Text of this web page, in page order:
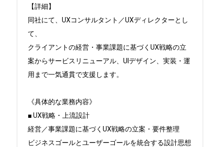
【詳細】
同社にて、UXコンサルタント／UXディレクターとし
て、
クライアントの経営・事業課題に基づくUX戦略の立
案からサービスリニューアル、UIデザイン、実装・運
用まで一気通貫で支援します。
《具体的な業務内容》
■ UX戦略・上流設計
経営／事業課題に基づくUX戦略の立案・要件整理
ビジネスゴールとユーザーゴールを統合する設計思想